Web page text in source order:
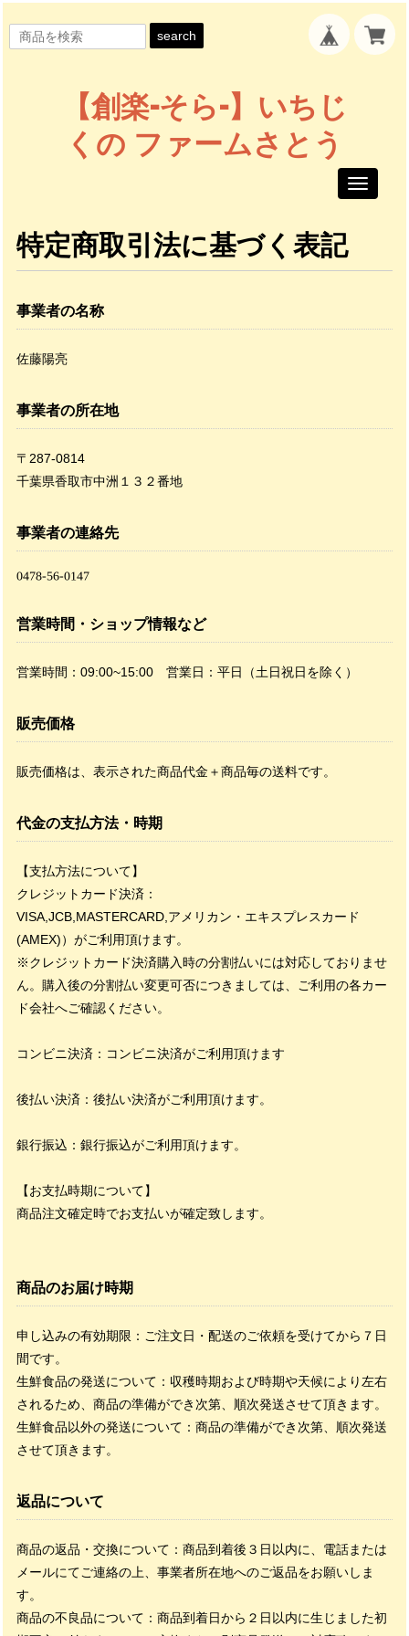
search
【創楽-そら-】いちじ
くの ファームさとう
Toggle
特定商取引法に基づく表記
事業者の名称
佐藤陽亮
事業者の所在地
〒287-0814
千葉県香取市中洲１３２番地
事業者の連絡先
営業時間・ショップ情報など
営業時間：09:00~15:00 営業日：平日（土日祝日を除く）
販売価格
販売価格は、表示された商品代金＋商品毎の送料です。
代金の支払方法・時期
【支払方法について】
クレジットカード決済：
VISA,JCB,MASTERCARD,アメリカン・エキスプレスカード
(AMEX)）がご利用頂けます。
※クレジットカード決済購入時の分割払いには対応しておりませ
ん。購入後の分割払い変更可否につきましては、ご利用の各カー
ド会社へご確認ください。
コンビニ決済：コンビニ決済がご利用頂けます
後払い決済：後払い決済がご利用頂けます。
銀行振込：銀行振込がご利用頂けます。
【お支払時期について】
商品注文確定時でお支払いが確定致します。
商品のお届け時期
申し込みの有効期限：ご注文日・配送のご依頼を受けてから７日
間です。
生鮮食品の発送について：収穫時期および時期や天候により左右
されるため、商品の準備ができ次第、順次発送させて頂きます。
生鮮食品以外の発送について：商品の準備ができ次第、順次発送
させて頂きます。
返品について
商品の返品・交換について：商品到着後３日以内に、電話または
メールにてご連絡の上、事業者所在地へのご返品をお願いしま
す。
商品の不良品について：商品到着日から２日以内に生じました初